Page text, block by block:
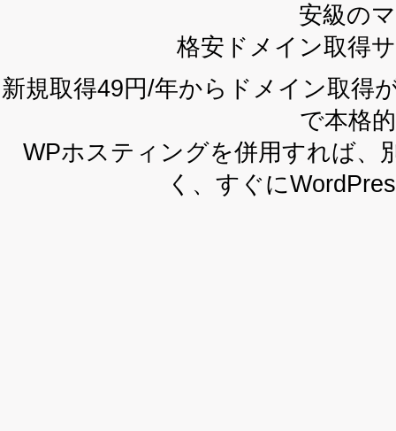
安級の
格安ドメイン取得
新規取得49円/年からドメイン取得
で本格
WPホスティングを併用すれば、
く、すぐに